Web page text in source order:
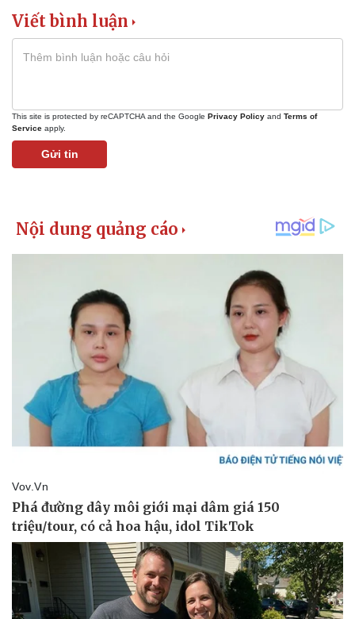
Kinh tế
Giá cà phê
Viết bình luận
This site is protected by reCAPTCHA and the Google Privacy Policy and Terms of
Service apply.
Gửi tin